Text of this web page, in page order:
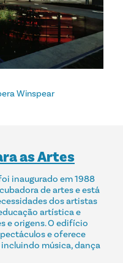
Winspear
as Artes
inaugurado em 1988
de artes e está
dos artistas
artística e
e origens. O edifício
e oferece
música, dança